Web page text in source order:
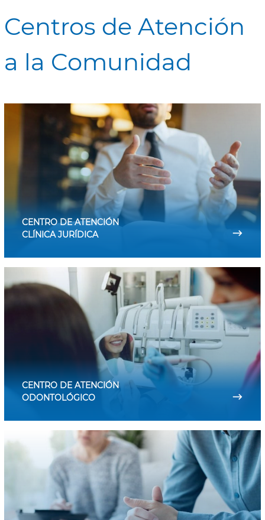
Centros de Atención
a la Comunidad
CENTRO DE ATENCIÓN
CLÍNICA JURÍDICA
⟶
CENTRO DE ATENCIÓN
ODONTOLÓGICO
⟶